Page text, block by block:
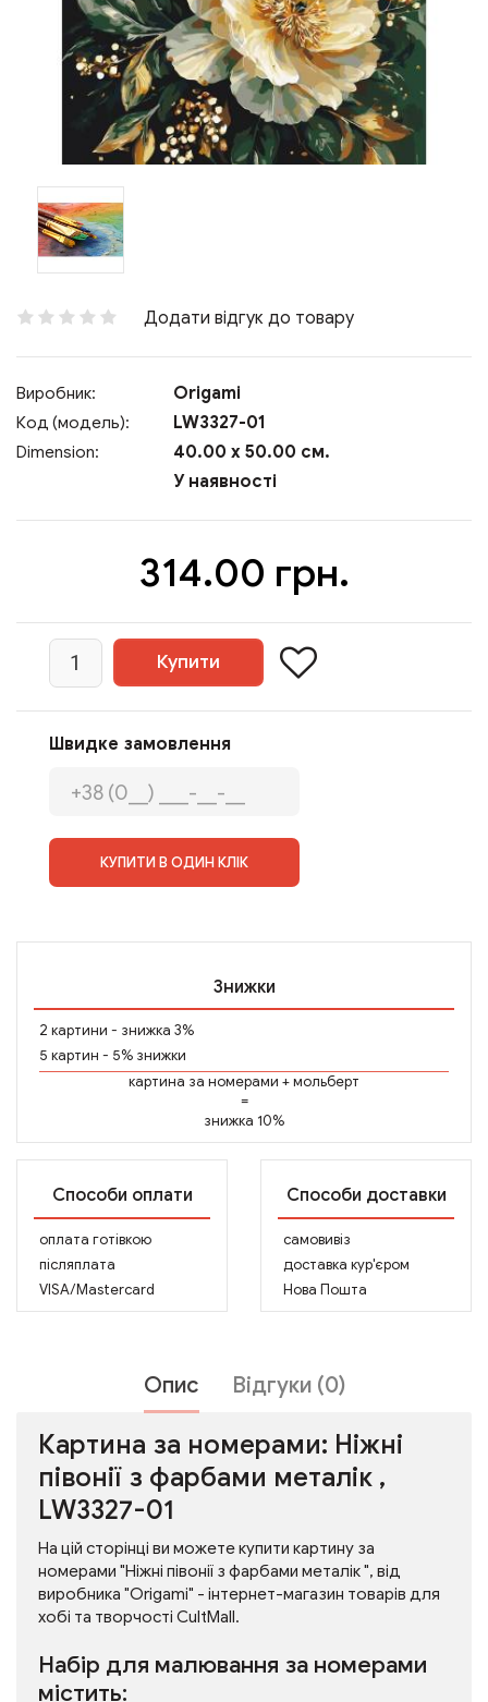
Додати відгук до товару
Виробник: Origami
Код (модель): LW3327-01
Dimension:
40.00 x 50.00 см.
У наявності
314.00 грн.
Швидке замовлення
КУПИТИ В ОДИН КЛІК
Знижки
2 картини - знижка 3%
5 картин - 5% знижки
картина за номерами +мольберт
=
знижка 10%
Способи оплати
оплата готівкою
післяплата
VISA/Mastercard
Способи доставки
самовивіз
доставка кур'єром
Нова Пошта
Опис Відгуки (0)
Картина за номерами: Ніжні
півонії з фарбами металік ,
LW3327-01
На цій сторінці ви можете купити картину за
номерами "Ніжні півонії з фарбами металік ", від
виробника "Origami" - інтернет-магазин товарів для
хобі та творчості CultMall.
Набір для малювання за номерами
містить: